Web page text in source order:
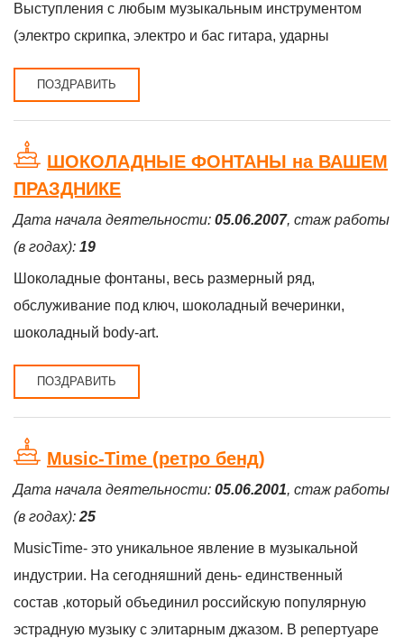
Выступления с любым музыкальным инструментом
(электро скрипка, электро и бас гитара, ударны
ПОЗДРАВИТЬ
ШОКОЛАДНЫЕ ФОНТАНЫ на ВАШЕМ
ПРАЗДНИКЕ
Дата начала деятельности: 05.06.2007, стаж работы
(в годах): 19
Шоколадные фонтаны, весь размерный ряд,
обслуживание под ключ, шоколадный вечеринки,
шоколадный body-art.
ПОЗДРАВИТЬ
Music-Time (ретро бенд)
Дата начала деятельности: 05.06.2001, стаж работы
(в годах): 25
MusicTime- это уникальное явление в музыкальной
индустрии. На сегодняшний день- единственный
состав ,который объединил российскую популярную
эстрадную музыку с элитарным джазом. В репертуаре